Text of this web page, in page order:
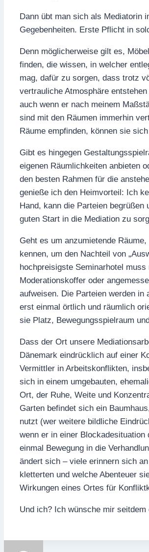
Dann übt man sich als Mediatorin
Gegebenheiten. Erste Pflicht in
Denn möglicherweise gilt es,
finden, die wissen, in welcher
mag, dafür zu sorgen, dass trotz
vertrauliche Atmosphäre
auch wenn er nach meinem
sind mit den Räumen immerhin
Räume empfinden, können sie
Gibt es hingegen
eigenen Räumlichkeiten anbieten
den besten Rahmen für die
genieße ich den Heimvorteil: Ich
Hand, kann die Parteien
guten Start in die Mediation zu
Geht es um anzumietende
kennen, um den Nachteil von
hochpreisigste Seminarhotel
Moderationskoffer oder
aufweisen. Die Parteien werden in
erst einmal örtlich und räumlich
sie Platz, Bewegungsspielraum
Dass der Ort unsere
Dänemark eindrücklich auf einer
Vermittler in Arbeitskonflikten,
sich in einem umgebauten,
Ort, der Ruhe, Weite und
Garten befindet sich ein
nutzt (wer weitere bildliche
wenn er in einer
einmal Bewegung in die
ändert sich – viele erinnern sich
kletterten und welche Abenteuer
Wirkungen eines Ortes für
Und ich? Ich wünsche mir